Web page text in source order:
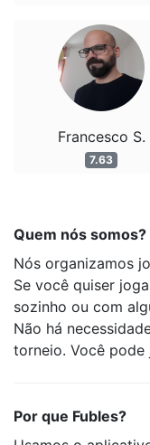
Francesco S.
7.63
Quem nós somos?
Nós organizamos
Se você quiser
sozinho ou com
Não há
torneio. Você pode
Por que Fubles?